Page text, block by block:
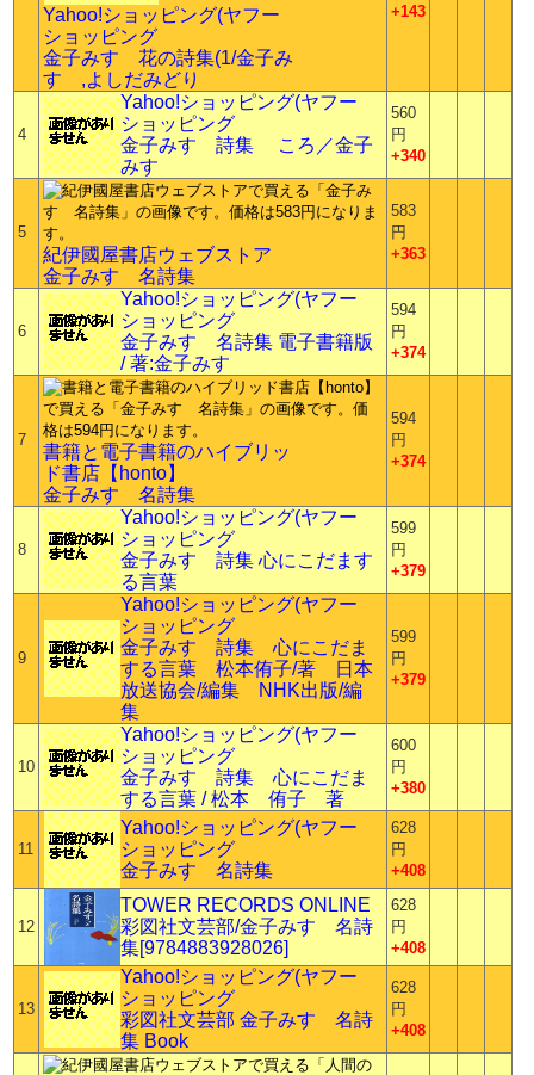
Yahoo!ショッピング(ヤフー
ショッピング
金子みすゞ花の詩集(1/金子み
すゞ,よしだみどり
+143
4
Yahoo!ショッピング(ヤフー
ショッピング
金子みすゞ詩集 ころ／金子
みすゞ
560
円
+340
5
紀伊國屋書店ウェブストア
金子みすゞ名詩集
583
円
+363
6
Yahoo!ショッピング(ヤフー
ショッピング
金子みすゞ名詩集 電子書籍版
/ 著:金子みすゞ
594
円
+374
7
書籍と電子書籍のハイブリッ
ド書店【honto】
金子みすゞ名詩集
594
円
+374
8
Yahoo!ショッピング(ヤフー
ショッピング
金子みすゞ詩集 心にこだます
る言葉
599
円
+379
9
Yahoo!ショッピング(ヤフー
ショッピング
金子みすゞ詩集 心にこだま
する言葉 松本侑子/著 日本
放送協会/編集 NHK出版/編
集
599
円
+379
10
Yahoo!ショッピング(ヤフー
ショッピング
金子みすゞ詩集 心にこだま
する言葉 / 松本 侑子 著
600
円
+380
11
Yahoo!ショッピング(ヤフー
ショッピング
金子みすゞ名詩集
628
円
+408
12
TOWER RECORDS ONLINE
彩図社文芸部/金子みすゞ名詩
集[9784883928026]
628
円
+408
13
Yahoo!ショッピング(ヤフー
ショッピング
彩図社文芸部 金子みすゞ名詩
集 Book
628
円
+408